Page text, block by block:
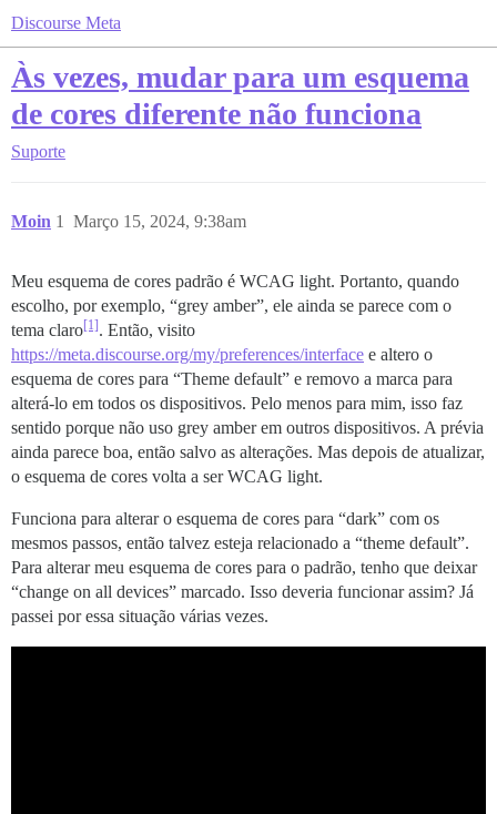
Discourse Meta
Às vezes, mudar para um esquema
de cores diferente não funciona
Suporte
Moin Março 15, 2024, 9:38am
1
Meu esquema de cores padrão é WCAG light. Portanto, quando
escolho, por exemplo, “grey amber”, ele ainda se parece com o
tema claro[1] . Então, visito
https://meta.discourse.org/my/preferences/interface e altero o
esquema de cores para “Theme default” e removo a marca para
alterá-lo em todos os dispositivos. Pelo menos para mim, isso faz
sentido porque não uso grey amber em outros dispositivos. A prévia
ainda parece boa, então salvo as alterações. Mas depois de atualizar,
o esquema de cores volta a ser WCAG light.
Funciona para alterar o esquema de cores para “dark” com os
mesmos passos, então talvez esteja relacionado a “theme default”.
Para alterar meu esquema de cores para o padrão, tenho que deixar
“change on all devices” marcado. Isso deveria funcionar assim? Já
passei por essa situação várias vezes.